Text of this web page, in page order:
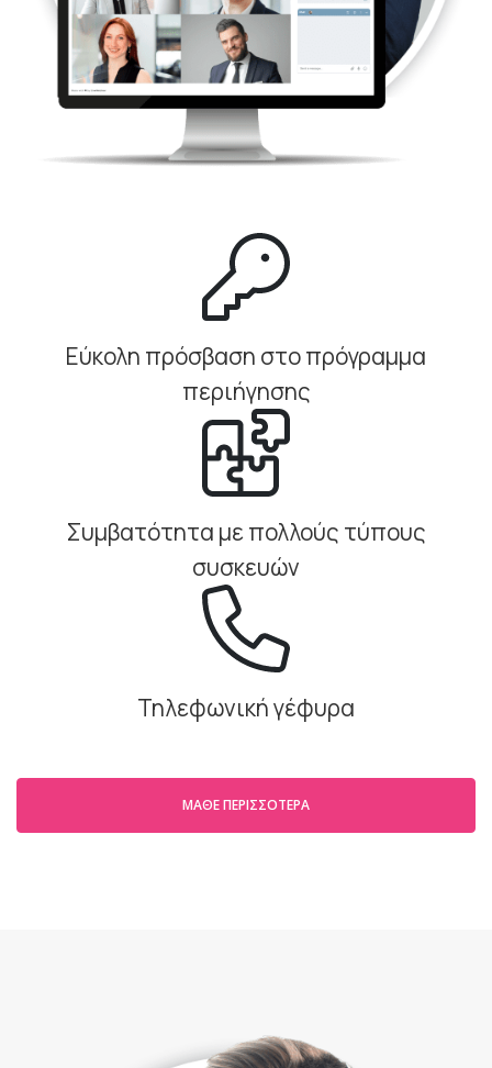
Εύκολη πρόσβαση στο πρόγραμμα
περιήγησης
Συμβατότητα με πολλούς τύπους
συσκευών
Τηλεφωνική γέφυρα
ΜΆΘΕ ΠΕΡΙΣΣΌΤΕΡΑ